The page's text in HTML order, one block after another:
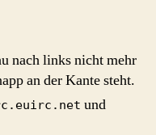
nach links nicht mehr
an der Kante steht.
und